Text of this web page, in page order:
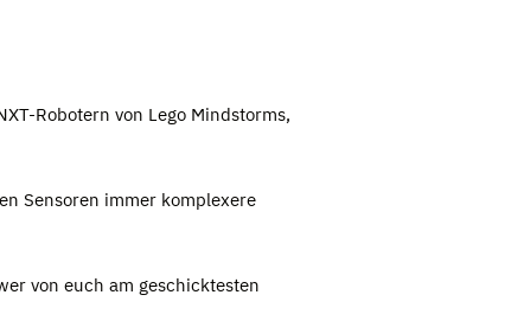
Robotern von Lego Mindstorms,
Sensoren immer komplexere
von euch am geschicktesten